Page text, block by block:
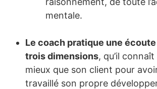
mentale.
Le coach pratique une
trois dimensions, qu’il
mieux que son client pour
travaillé son propre